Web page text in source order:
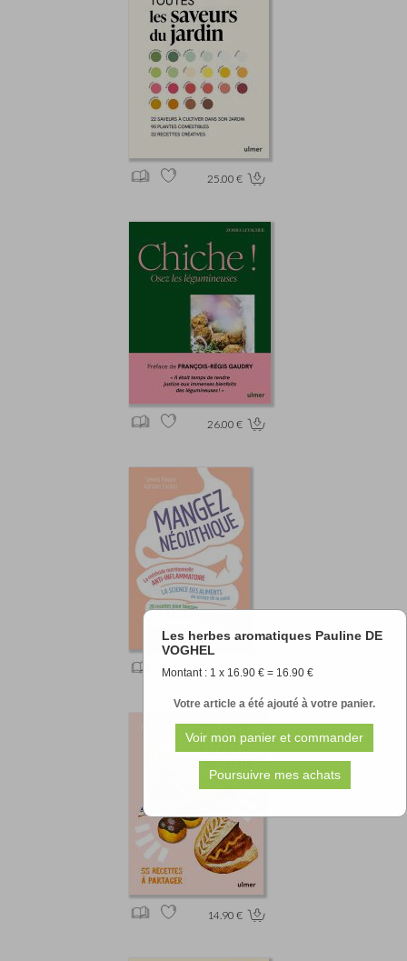
Les herbes aromatiques Pauline DE
VOGHEL
Montant : 1 x 16.90 € = 16.90 €
Votre article a été ajouté à votre panier.
25.00 €
26.00 €
19.90 €
14.90 €